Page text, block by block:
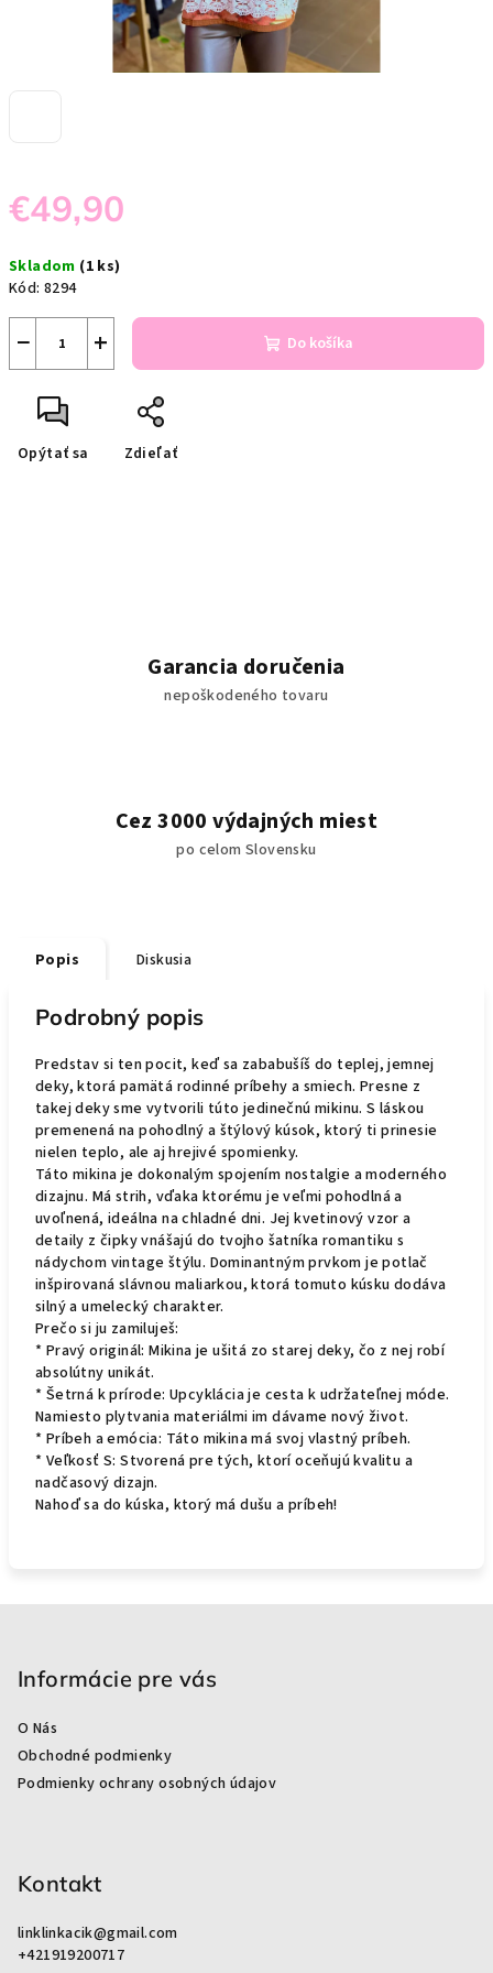
€49,90
cena:
Skladom (1 ks)
Kód: 8294
+
− Do košíka
Opýtať sa Zdieľať
Garancia doručenia
nepoškodeného tovaru
Cez 3000 výdajných miest
po celom Slovensku
Popis Diskusia
Podrobný popis
Predstav si ten pocit, keď sa zababušíš do teplej, jemnej
deky, ktorá pamätá rodinné príbehy a smiech. Presne z
takej deky sme vytvorili túto jedinečnú mikinu. S láskou
premenená na pohodlný a štýlový kúsok, ktorý ti prinesie
nielen teplo, ale aj hrejivé spomienky.
Táto mikina je dokonalým spojením nostalgie a moderného
dizajnu. Má strih, vďaka ktorému je veľmi pohodlná a
uvoľnená, ideálna na chladné dni. Jej kvetinový vzor a
detaily z čipky vnášajú do tvojho šatníka romantiku s
nádychom vintage štýlu. Dominantným prvkom je potlač
inšpirovaná slávnou maliarkou, ktorá tomuto kúsku dodáva
silný a umelecký charakter.
Prečo si ju zamiluješ:
* Pravý originál: Mikina je ušitá zo starej deky, čo z nej robí
absolútny unikát.
* Šetrná k prírode: Upcyklácia je cesta k udržateľnej móde.
Namiesto plytvania materiálmi im dávame nový život.
* Príbeh a emócia: Táto mikina má svoj vlastný príbeh.
* Veľkosť S: Stvorená pre tých, ktorí oceňujú kvalitu a
nadčasový dizajn.
Nahoď sa do kúska, ktorý má dušu a príbeh!
Informácie pre vás
O Nás
Obchodné podmienky
Podmienky ochrany osobných údajov
Kontakt
linklinkacik@gmail.com
+421919200717